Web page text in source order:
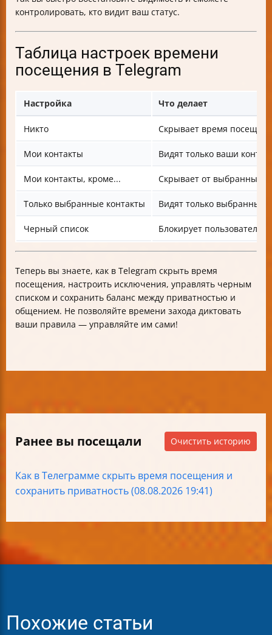
контролировать, кто видит ваш статус.
Таблица настроек времени
посещения в Telegram
Настройка Что делает
Никто Скрывает время
Мои контакты Видят только ваши
Мои контакты, кроме... Скрывает от выбранных
Только выбранные контакты Видят только выбранные
Черный список Блокирует пользователя
Теперь вы знаете, как в Telegram скрыть время
посещения, настроить исключения, управлять черным
списком и сохранить баланс между приватностью и
общением. Не позволяйте времени захода диктовать
ваши правила — управляйте им сами!
Ранее вы посещали Очистить историю
Как в Телеграмме скрыть время посещения и
сохранить приватность (08.08.2026 19:41)
Похожие статьи